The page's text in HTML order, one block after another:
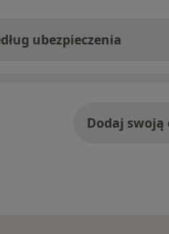
ubezpieczenia
Dodaj swoją